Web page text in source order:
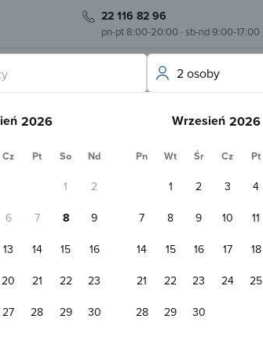
22 116 82 96
pn-pt 8:00-20:00 · sb-nd 9:00-17:00
Wrzesień
Cz Pt So Nd Pn Wt Śr Cz Pt
1
2
6 7 8
9
13 14 15
16
20 21 22
23
27 28 29
30
1 2 3 4
7
8 9 10 11
14
15 16 17 18
21
22 23 24 25
28
29 30
2 osoby
Alicja Chmielno
Przyjazny zwierzętom
WiFi